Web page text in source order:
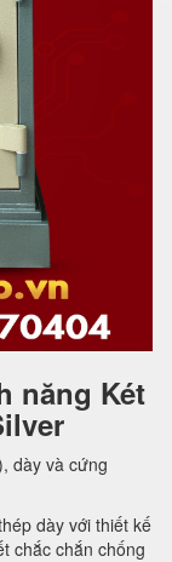
năng Két
dày và cứng
dày với thiết kế
chắc chắn chống